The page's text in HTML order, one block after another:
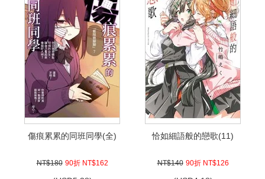
傷痕累累的同班同學(全)
NT$180 90折 NT$162
恰如細語般的戀歌(11)
NT$140 90折 NT$126